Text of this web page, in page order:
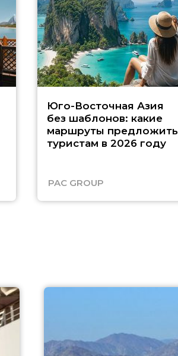
Юго-Восточная Азия
без шаблонов: какие
маршруты предложить
туристам в 2026 году
PAC GROUP